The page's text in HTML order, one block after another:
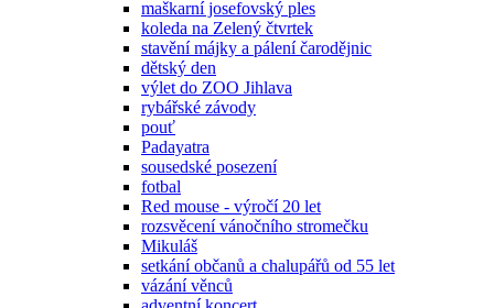
maškarní josefovský ples
koleda na Zelený čtvrtek
stavění májky a pálení čarodějnic
dětský den
výlet do ZOO Jihlava
rybářské závody
pouť
Padayatra
sousedské posezení
fotbal
Red mouse - výročí 20 let
rozsvěcení vánočního stromečku
Mikuláš
setkání občanů a chalupářů od 55 let
vázání věnců